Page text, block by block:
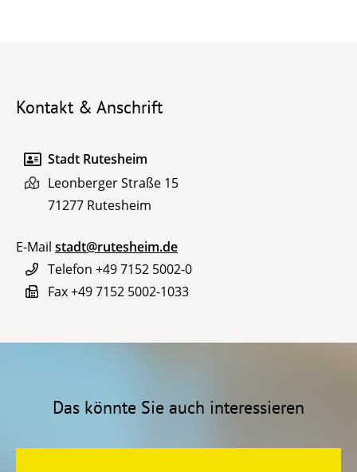
Kontakt & Anschrift
Stadt Rutesheim
Leonberger Straße 15
71277 Rutesheim
E-Mail stadt@rutesheim.de
Telefon +49 7152 5002-0
Fax+49 7152 5002-1033
Das könnte Sie auch interessieren